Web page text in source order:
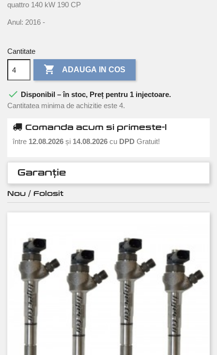
quattro 140 kW 190 CP
Anul: 2016 -
Cantitate
 ADAUGA IN COS
 Disponibil – în stoc, Preț pentru 1 injectoare.
Cantitatea minima de achizitie este 4.
Comanda acum si primeste-l
între 12.08.2026 și 14.08.2026 cu DPD Gratuit!
Garanție
Nou / Folosit